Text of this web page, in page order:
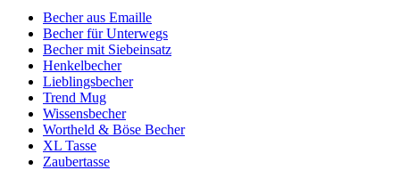
Becher aus Emaille
Becher für Unterwegs
Becher mit Siebeinsatz
Henkelbecher
Lieblingsbecher
Trend Mug
Wissensbecher
Wortheld & Böse Becher
XL Tasse
Zaubertasse